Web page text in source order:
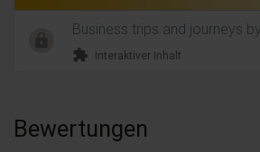
Business trips and journeys
extension Interaktiver Inhalt
Bewertungen